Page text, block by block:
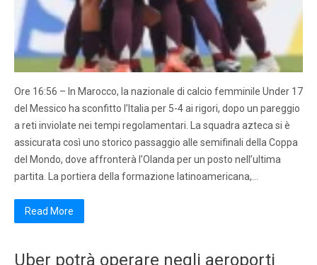
Ore 16:56 – In Marocco, la nazionale di calcio femminile Under 17
del Messico ha sconfitto l’Italia per 5-4 ai rigori, dopo un pareggio
a reti inviolate nei tempi regolamentari. La squadra azteca si è
assicurata così uno storico passaggio alle semifinali della Coppa
del Mondo, dove affronterà l’Olanda per un posto nell’ultima
partita. La portiera della formazione latinoamericana,…
Read More
Uber potrà operare negli aeroporti